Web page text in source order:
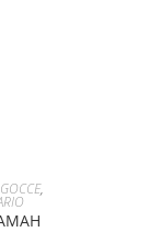
GOCCE,